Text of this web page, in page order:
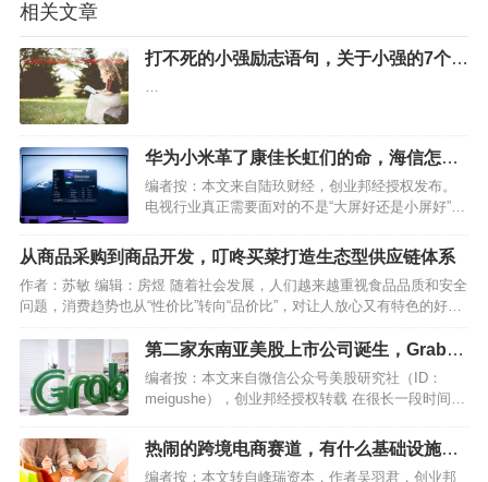
相关文章
打不死的小强励志语句，关于小强的7个句
…
华为小米革了康佳长虹们的命，海信怎么
办？
编者按：本文来自陆玖财经，创业邦经授权发布。
电视行业真正需要面对的不是“大屏好还是小屏好”，
而是一旦被视为“智能终端”，从产品形态到竞争模式
的翻天覆地。 近日，海信子品牌Vidda…
从商品采购到商品开发，叮咚买菜打造生态型供应链体系
作者：苏敏 编辑：房煜 随着社会发展，人们越来越重视食品品质和安全
问题，消费趋势也从“性价比”转向“品价比”，对让人放心又有特色的好商
品的需求正与日增多。这就给如今的零售商们带来了新的挑战，也促进
了行业合作中零供关系的升级。 在12月3日的…
第二家东南亚美股上市公司诞生，Grab为
何上市即大跌？
编者按：本文来自微信公众号美股研究社（ID：
meigushe），创业邦经授权转载 在很长一段时间
团）都被外界称为造富神话。并非因为其“东南亚小
腾讯”的影子，而是其强大的游戏和电商业务支撑它
热闹的跨境电商赛道，有什么基础设施类
的创业机会？
编者按：本文转自峰瑞资本，作者吴羽君，创业邦